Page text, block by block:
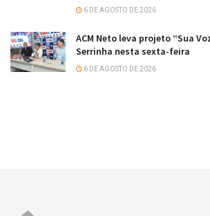
6 DE AGOSTO DE 2026
ACM Neto leva projeto “Sua
Serrinha nesta sexta-feira
6 DE AGOSTO DE 2026